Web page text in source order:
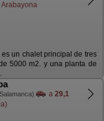
Arabayona
un chalet principal de tres
5000 m2. y una planta de
a 29,1